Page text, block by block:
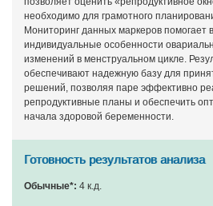
необходимо для грамотного
Мониторинг данных маркеров помогает
индивидуальные особенности
изменений в менструальном цикле.
обеспечивают надежную базу для
решений, позволяя паре эффективно
репродуктивные планы и обеспечить
начала здоровой беременности.
Готовность результатов анализа
Обычные*: 4 к.д.